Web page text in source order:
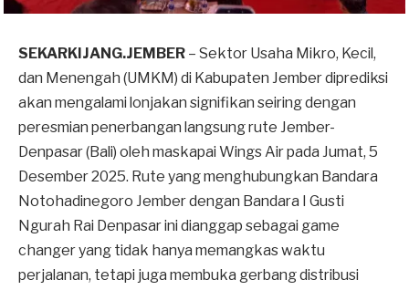
SEKARKIJANG.JEMBER – Sektor Usaha Mikro, Kecil,
dan Menengah (UMKM) di Kabupaten Jember diprediksi
akan mengalami lonjakan signifikan seiring dengan
peresmian penerbangan langsung rute Jember-
Denpasar (Bali) oleh maskapai Wings Air pada Jumat, 5
Desember 2025. Rute yang menghubungkan Bandara
Notohadinegoro Jember dengan Bandara I Gusti
Ngurah Rai Denpasar ini dianggap sebagai game
changer yang tidak hanya memangkas waktu
perjalanan, tetapi juga membuka gerbang distribusi